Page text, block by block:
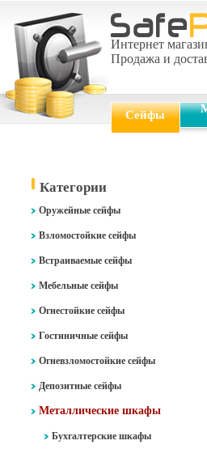
Интернет
Продажа и
Сейфы
Категории
Оружейные сейфы
Взломостойкие сейфы
Встраиваемые сейфы
Мебельные сейфы
Огнестойкие сейфы
Гостиничные сейфы
Огневзломостойкие сейфы
Депозитные сейфы
Металлические шкафы
Бухгалтерские шкафы